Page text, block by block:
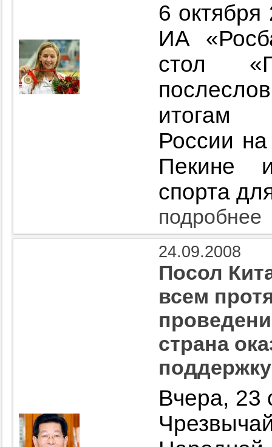
6 октября
ИА
стол
итогам
России
Пекине
спорта
подробнее
24.09.2008
Посол
всем
страна
Вчера, 23